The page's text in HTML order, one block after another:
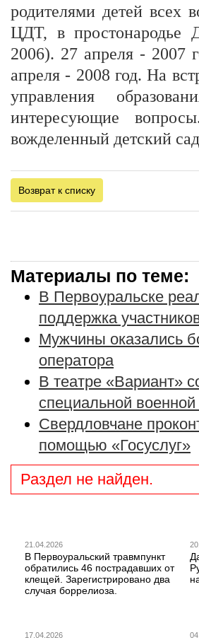
родителями детей всех
ЦДТ, в простонародье
2006). 27 апреля - 2007
апреля - 2008 год. На
управления
интересующие
вожделенный детский
Возврат к списку
Материалы по теме:
В Первоуральске
поддержка
Мужчины оказались
оператора
В театре «Вариант»
специальной
Свердловчане
помощью «Госуслуг»
Раздел не найден.
21.04.2026
В Первоуральский травмпункт
обратились 46 пострадавших от
клещей. Зарегистрировано два
случая боррелиоза.
17.04.2026